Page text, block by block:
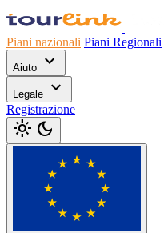
Piani nazionali Piani Regionali
Aiuto expand_more
Legale expand_more
Registrazione
light_mode dark_mode